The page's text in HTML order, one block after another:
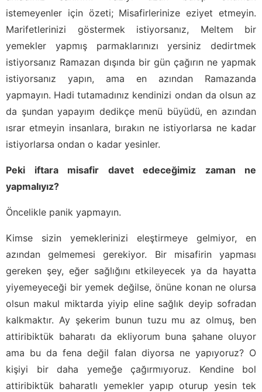
istemeyenler için özeti; Misafirlerinize eziyet etmeyin.
Marifetlerinizi göstermek istiyorsanız, Meltem bir
yemekler yapmış parmaklarınızı yersiniz dedirtmek
istiyorsanız Ramazan dışında bir gün çağırın ne yapmak
istiyorsanız yapın, ama en azından Ramazanda
yapmayın. Hadi tutamadınız kendinizi ondan da olsun az
da şundan yapayım dedikçe menü büyüdü, en azından
ısrar etmeyin insanlara, bırakın ne istiyorlarsa ne kadar
istiyorlarsa ondan o kadar yesinler.
Peki iftara misafir davet edeceğimiz zaman ne
yapmalıyız?
Öncelikle panik yapmayın.
Kimse sizin yemeklerinizi eleştirmeye gelmiyor, en
azından gelmemesi gerekiyor. Bir misafirin yapması
gereken şey, eğer sağlığını etkileyecek ya da hayatta
yiyemeyeceği bir yemek değilse, önüne konan ne olursa
olsun makul miktarda yiyip eline sağlık deyip sofradan
kalkmaktır. Ay şekerim bunun tuzu mu az olmuş, ben
attiribiktük baharatı da ekliyorum buna şahane oluyor
ama bu da fena değil falan diyorsa ne yapıyoruz? O
kişiyi bir daha yemeğe çağırmıyoruz. Kendine bol
attiribiktük baharatlı yemekler yapıp oturup yesin tek